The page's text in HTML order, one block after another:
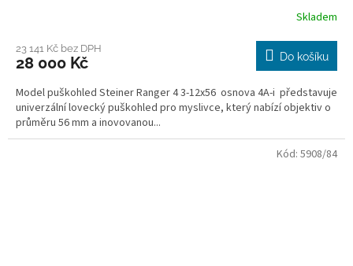
Skladem
23 141 Kč bez DPH
28 000 Kč Do košíku
Model puškohled Steiner Ranger 4 3-12x56 osnova 4A-i představuje
univerzální lovecký puškohled pro myslivce, který nabízí objektiv o
průměru 56 mm a inovovanou...
Kód: 5908/84